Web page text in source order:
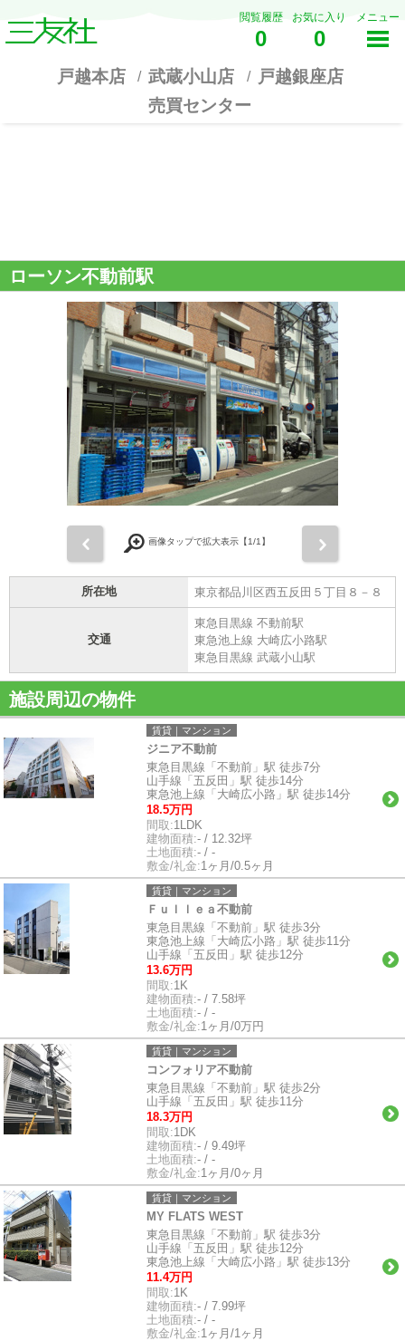
閲覧履歴
0
お気に入り
0
メニュー
戸越本店 武蔵小山店
戸越銀座店
売買センター
ローソン不動前駅
画像タップで拡大表示【1/1】
所在地 東京都品川区西五反田５丁目８－８
交通
東急目黒線 不動前駅
東急池上線 大崎広小路駅
東急目黒線 武蔵小山駅
施設周辺の物件
賃貸｜マンション
ジニア不動前
東急目黒線「不動前」駅 徒歩7分
山手線「五反田」駅 徒歩14分
東急池上線「大崎広小路」駅 徒歩14分
18.5万円
間取:1LDK
建物面積:- / 12.32坪
土地面積:- / -
敷金/礼金:1ヶ月/0.5ヶ月
賃貸｜マンション
Ｆｕｌｌｅａ不動前
東急目黒線「不動前」駅 徒歩3分
東急池上線「大崎広小路」駅 徒歩11分
山手線「五反田」駅 徒歩12分
13.6万円
間取:1K
建物面積:- / 7.58坪
土地面積:- / -
敷金/礼金:1ヶ月/0万円
賃貸｜マンション
コンフォリア不動前
東急目黒線「不動前」駅 徒歩2分
山手線「五反田」駅 徒歩11分
18.3万円
間取:1DK
建物面積:- / 9.49坪
土地面積:- / -
敷金/礼金:1ヶ月/0ヶ月
賃貸｜マンション
MY FLATS WEST
東急目黒線「不動前」駅 徒歩3分
山手線「五反田」駅 徒歩12分
東急池上線「大崎広小路」駅 徒歩13分
11.4万円
間取:1K
建物面積:- / 7.99坪
土地面積:- / -
敷金/礼金:1ヶ月/1ヶ月